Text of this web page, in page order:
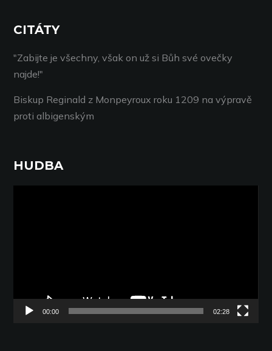
CITÁTY
"Zabijte je všechny, však on už si Bůh své ovečky
najde!"
Biskup Reginald z Monpeyroux roku 1209 na výpravě
proti albigenským
HUDBA
00:00 02:28